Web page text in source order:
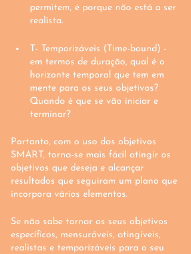
permitem, é porque não está a ser
realista.
T- Temporizáveis (Time-bound) -
em termos de duração, qual é o
horizonte temporal que tem em
mente para os seus objetivos?
Quando é que se vão iniciar e
terminar?
Portanto, com o uso dos objetivos
SMART, torna-se mais fácil atingir os
objetivos que deseja e alcançar
resultados que seguiram um plano que
incorpora vários elementos.
Se não sabe tornar os seus objetivos
específicos, mensuráveis, atingíveis,
realistas e temporizáveis para o seu